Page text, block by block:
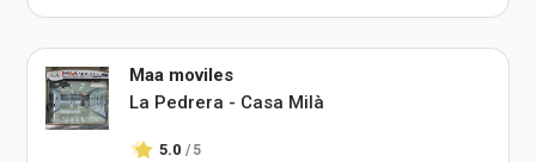
Maa moviles
La Pedrera - Casa Milà
5.0 / 5